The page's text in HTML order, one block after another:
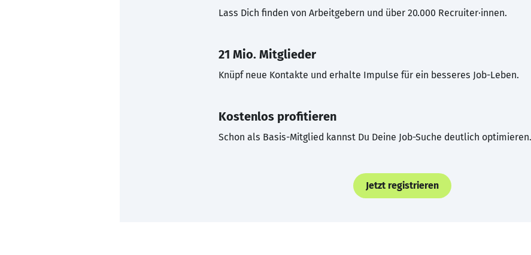
Lass Dich finden von Arbeitgebern und über 20.000 Recruiter·innen.
21 Mio. Mitglieder
Knüpf neue Kontakte und erhalte Impulse für ein besseres Job-Leben.
Kostenlos profitieren
Schon als Basis-Mitglied kannst Du Deine Job-Suche deutlich optimieren.
Jetzt registrieren